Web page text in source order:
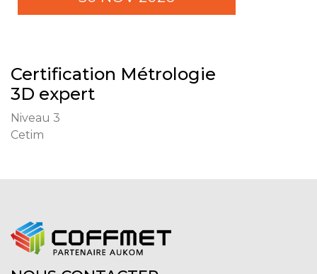
Certification Métrologie
3D expert
Niveau 3
Cetim